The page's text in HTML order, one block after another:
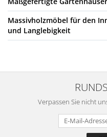
Massivholzmöbel für den
und Langlebigkeit
Verpassen Sie nicht